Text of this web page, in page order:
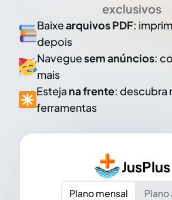
exclusivos
Baixearquivos PDF:
depois
Naveguesem anúncios:
mais
Esteja na frente: descubra
ferramentas
JusPlus
Plano mensal
Plano